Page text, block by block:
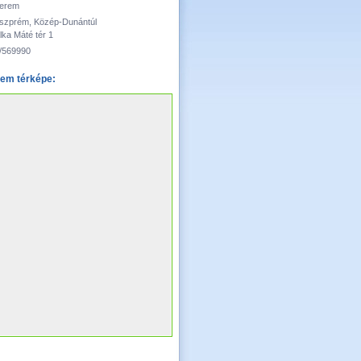
Közép-Dunántúl
Máté tér 1
569990
térképe: